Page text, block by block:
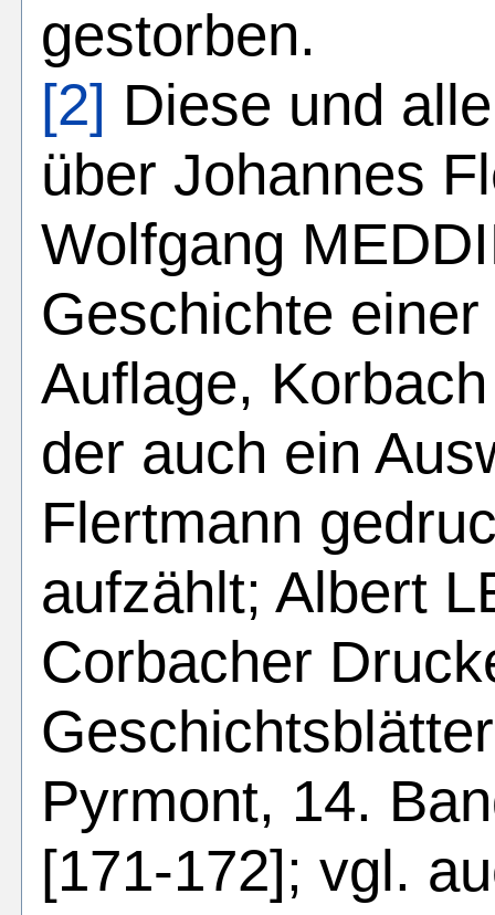
gestorben.
[2] Diese und
über Johannes
Wolfgang
Geschichte
Auflage,
der auch ein
Flertmann
aufzählt; Albert
Corbacher
Pyrmont, 14.
[171-172]; vgl.